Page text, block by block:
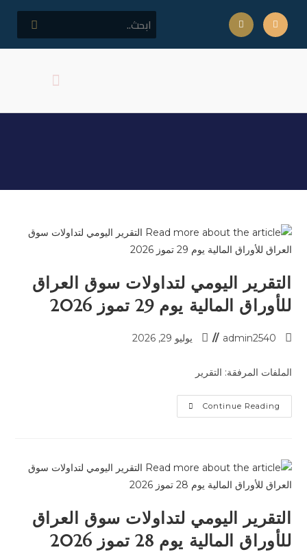
التقرير اليومي لتداولات سوق العراق
للأوراق المالية يوم 29 تموز 2026
admin2540 يوليو 29, 2026
الملفات المرفقة: التقرير
Continue Reading
التقرير اليومي لتداولات سوق العراق
للأوراق المالية يوم 28 تموز 2026